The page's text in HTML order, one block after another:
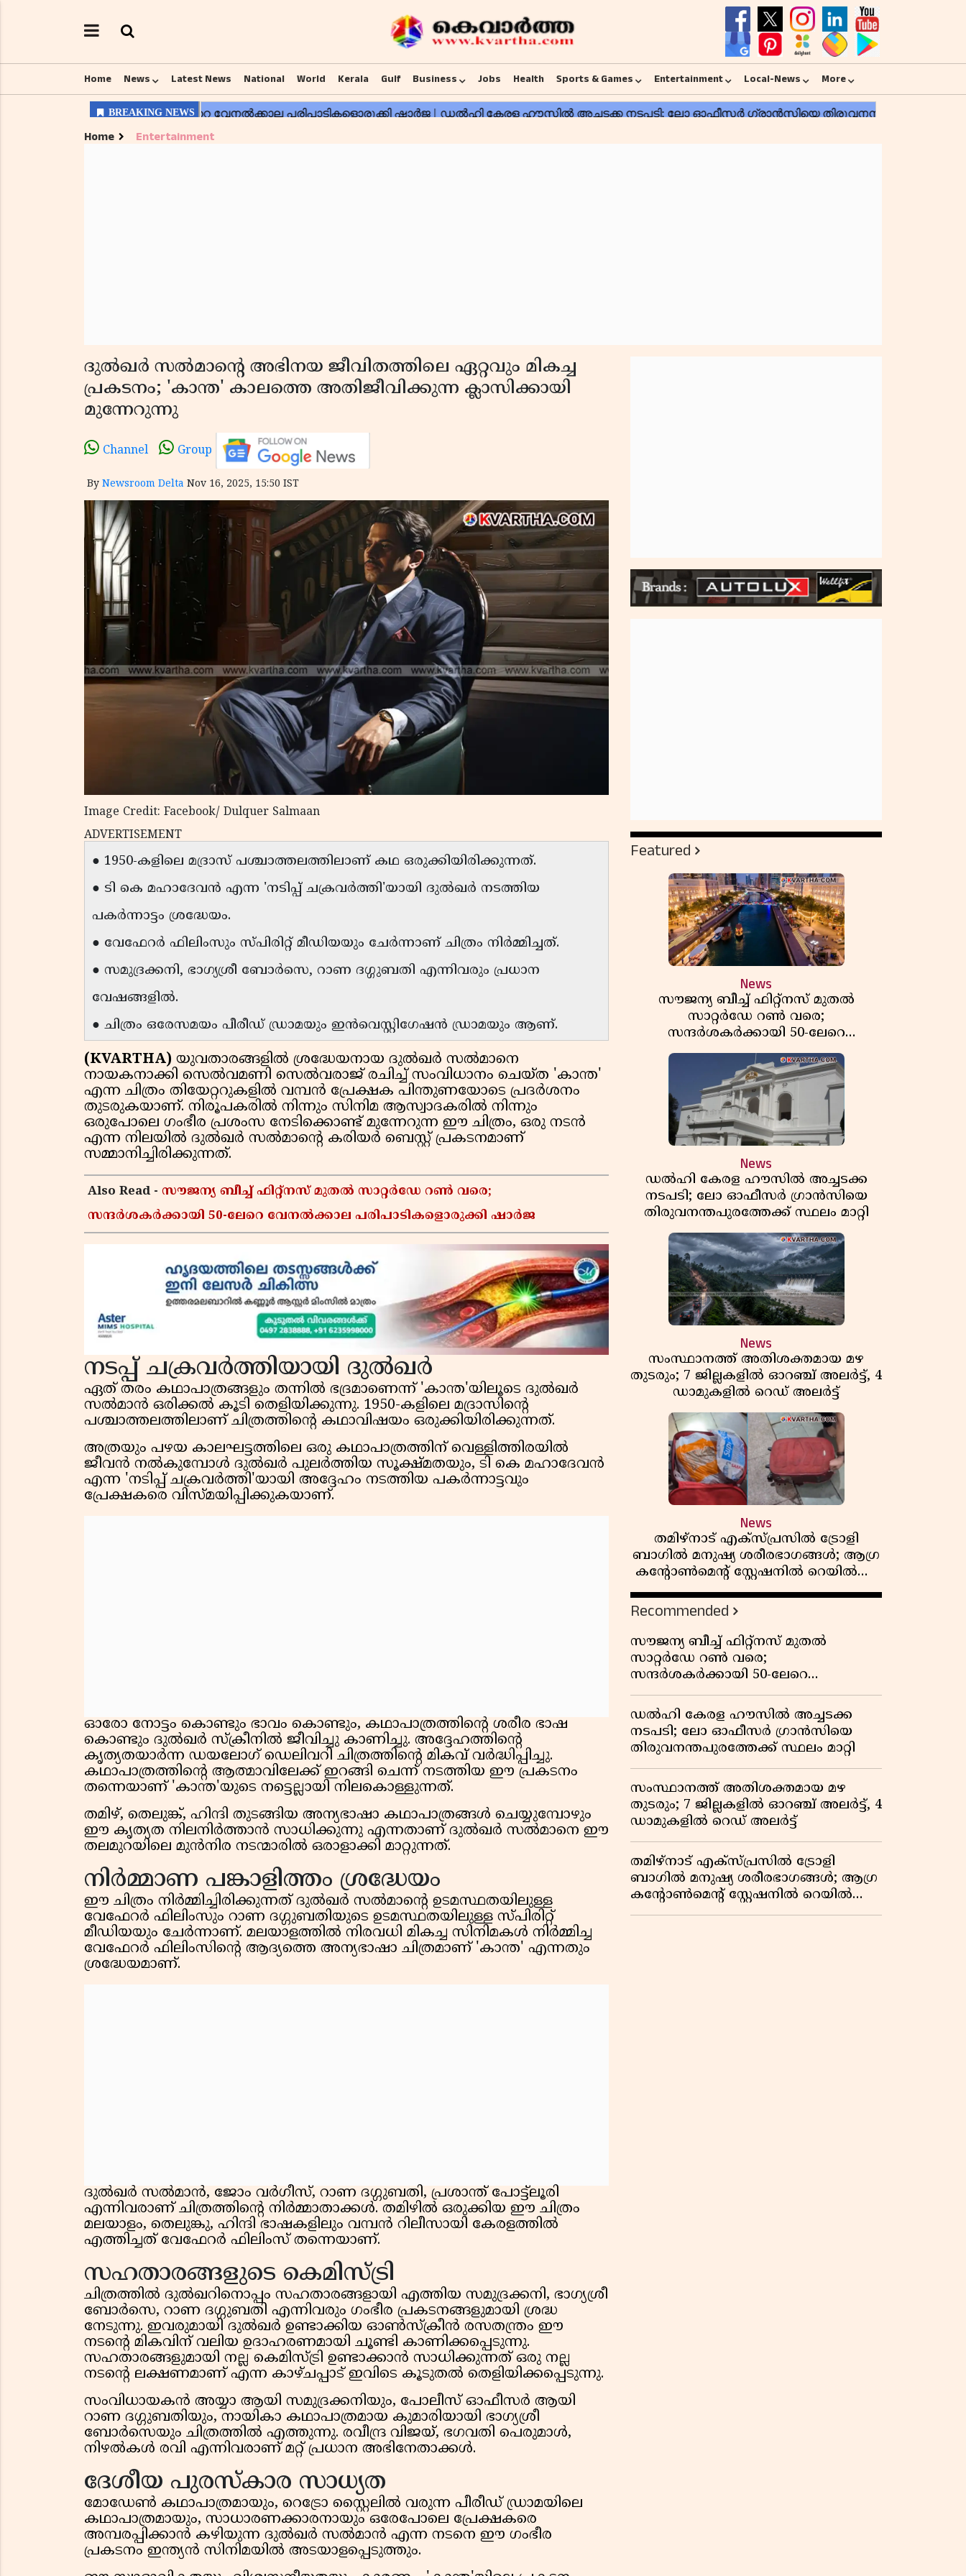
Home News Latest News National World Kerala Gulf Business Jobs Health Sports & Games Entertainment Local-News More
Home Entertainment
ദുൽഖർ സൽമാന്റെ അഭിനയ ജീവിതത്തിലെ ഏറ്റവും മികച്ച
പ്രകടനം; 'കാന്ത' കാലത്തെ അതിജീവിക്കുന്ന ക്ലാസിക്കായി
മുന്നേറുന്നു
Channel Group
By Newsroom Delta Nov 16, 2025, 15:50 IST
Image Credit: Facebook/ Dulquer Salmaan
ADVERTISEMENT
● 1950-കളിലെ മദ്രാസ് പശ്ചാത്തലത്തിലാണ് കഥ ഒരുക്കിയിരിക്കുന്നത്.
● ടി കെ മഹാദേവൻ എന്ന 'നടിപ്പ് ചക്രവർത്തി'യായി ദുൽഖർ നടത്തിയ
പകർന്നാട്ടം ശ്രദ്ധേയം.
● വേഫേറർ ഫിലിംസും സ്പിരിറ്റ് മീഡിയയും ചേർന്നാണ് ചിത്രം നിർമ്മിച്ചത്.
● സമുദ്രക്കനി, ഭാഗ്യശ്രീ ബോർസെ, റാണ ദഗ്ഗുബതി എന്നിവരും പ്രധാന
വേഷങ്ങളിൽ.
● ചിത്രം ഒരേസമയം പീരീഡ് ഡ്രാമയും ഇൻവെസ്റ്റിഗേഷൻ ഡ്രാമയും ആണ്.
(KVARTHA) യുവതാരങ്ങളിൽ ശ്രദ്ധേയനായ ദുൽഖർ സൽമാനെ
നായകനാക്കി സെൽവമണി സെൽവരാജ് രചിച്ച് സംവിധാനം ചെയ്ത 'കാന്ത'
എന്ന ചിത്രം തിയേറ്ററുകളിൽ വമ്പൻ പ്രേക്ഷക പിന്തുണയോടെ പ്രദർശനം
തുടരുകയാണ്. നിരൂപകരിൽ നിന്നും സിനിമ ആസ്വാദകരിൽ നിന്നും
ഒരുപോലെ ഗംഭീര പ്രശംസ നേടിക്കൊണ്ട് മുന്നേറുന്ന ഈ ചിത്രം, ഒരു നടൻ
എന്ന നിലയിൽ ദുൽഖർ സൽമാന്റെ കരിയർ ബെസ്റ്റ് പ്രകടനമാണ്
സമ്മാനിച്ചിരിക്കുന്നത്.
Also Read - സൗജന്യ ബീച്ച് ഫിറ്റ്നസ് മുതൽ സാറ്റർഡേ റൺ വരെ;
സന്ദർശകർക്കായി 50-ലേറെ വേനൽക്കാല പരിപാടികളൊരുക്കി ഷാർജ
നടപ്പ് ചക്രവർത്തിയായി ദുൽഖർ
ഏത് തരം കഥാപാത്രങ്ങളും തന്നിൽ ഭദ്രമാണെന്ന് 'കാന്ത'യിലൂടെ ദുൽഖർ
സൽമാൻ ഒരിക്കൽ കൂടി തെളിയിക്കുന്നു. 1950-കളിലെ മദ്രാസിന്റെ
പശ്ചാത്തലത്തിലാണ് ചിത്രത്തിന്റെ കഥാവിഷയം ഒരുക്കിയിരിക്കുന്നത്.
അത്രയും പഴയ കാലഘട്ടത്തിലെ ഒരു കഥാപാത്രത്തിന് വെള്ളിത്തിരയിൽ
ജീവൻ നൽകുമ്പോൾ ദുൽഖർ പുലർത്തിയ സൂക്ഷ്മതയും, ടി കെ മഹാദേവൻ
എന്ന 'നടിപ്പ് ചക്രവർത്തി'യായി അദ്ദേഹം നടത്തിയ പകർന്നാട്ടവും
പ്രേക്ഷകരെ വിസ്മയിപ്പിക്കുകയാണ്.
ഓരോ നോട്ടം കൊണ്ടും ഭാവം കൊണ്ടും, കഥാപാത്രത്തിന്റെ ശരീര ഭാഷ
കൊണ്ടും ദുൽഖർ സ്‌ക്രീനിൽ ജീവിച്ചു കാണിച്ചു. അദ്ദേഹത്തിന്റെ
കൃത്യതയാർന്ന ഡയലോഗ് ഡെലിവറി ചിത്രത്തിന്റെ മികവ് വർദ്ധിപ്പിച്ചു.
കഥാപാത്രത്തിന്റെ ആത്മാവിലേക്ക് ഇറങ്ങി ചെന്ന് നടത്തിയ ഈ പ്രകടനം
തന്നെയാണ് 'കാന്ത'യുടെ നട്ടെല്ലായി നിലകൊള്ളുന്നത്.
തമിഴ്, തെലുങ്ക്, ഹിന്ദി തുടങ്ങിയ അന്യഭാഷാ കഥാപാത്രങ്ങൾ ചെയ്യുമ്പോഴും
ഈ കൃത്യത നിലനിർത്താൻ സാധിക്കുന്നു എന്നതാണ് ദുൽഖർ സൽമാനെ ഈ
തലമുറയിലെ മുൻനിര നടന്മാരിൽ ഒരാളാക്കി മാറ്റുന്നത്.
നിർമ്മാണ പങ്കാളിത്തം ശ്രദ്ധേയം
ഈ ചിത്രം നിർമ്മിച്ചിരിക്കുന്നത് ദുൽഖർ സൽമാന്റെ ഉടമസ്ഥതയിലുള്ള
വേഫേറർ ഫിലിംസും റാണ ദഗ്ഗുബതിയുടെ ഉടമസ്ഥതയിലുള്ള സ്പിരിറ്റ്
മീഡിയയും ചേർന്നാണ്. മലയാളത്തിൽ നിരവധി മികച്ച സിനിമകൾ നിർമ്മിച്ച
വേഫേറർ ഫിലിംസിന്റെ ആദ്യത്തെ അന്യഭാഷാ ചിത്രമാണ് 'കാന്ത' എന്നതും
ശ്രദ്ധേയമാണ്.
ദുൽഖർ സൽമാൻ, ജോം വർഗീസ്, റാണ ദഗ്ഗുബതി, പ്രശാന്ത് പോട്ട്ലൂരി
എന്നിവരാണ് ചിത്രത്തിന്റെ നിർമ്മാതാക്കൾ. തമിഴിൽ ഒരുക്കിയ ഈ ചിത്രം
മലയാളം, തെലുങ്കു, ഹിന്ദി ഭാഷകളിലും വമ്പൻ റിലീസായി കേരളത്തിൽ
എത്തിച്ചത് വേഫേറർ ഫിലിംസ് തന്നെയാണ്.
സഹതാരങ്ങളുടെ കെമിസ്ട്രി
ചിത്രത്തിൽ ദുൽഖറിനൊപ്പം സഹതാരങ്ങളായി എത്തിയ സമുദ്രക്കനി, ഭാഗ്യശ്രീ
ബോർസെ, റാണ ദഗ്ഗുബതി എന്നിവരും ഗംഭീര പ്രകടനങ്ങളുമായി ശ്രദ്ധ
നേടുന്നു. ഇവരുമായി ദുൽഖർ ഉണ്ടാക്കിയ ഓൺസ്‌ക്രീൻ രസതന്ത്രം ഈ
നടന്റെ മികവിന് വലിയ ഉദാഹരണമായി ചൂണ്ടി കാണിക്കപ്പെടുന്നു.
സഹതാരങ്ങളുമായി നല്ല കെമിസ്ട്രി ഉണ്ടാക്കാൻ സാധിക്കുന്നത് ഒരു നല്ല
നടന്റെ ലക്ഷണമാണ് എന്ന കാഴ്ചപ്പാട് ഇവിടെ കൂടുതൽ തെളിയിക്കപ്പെടുന്നു.
സംവിധായകൻ അയ്യാ ആയി സമുദ്രക്കനിയും, പോലീസ് ഓഫീസർ ആയി
റാണ ദഗ്ഗുബതിയും, നായികാ കഥാപാത്രമായ കുമാരിയായി ഭാഗ്യശ്രീ
ബോർസെയും ചിത്രത്തിൽ എത്തുന്നു. രവീന്ദ്ര വിജയ്, ഭഗവതി പെരുമാൾ,
നിഴൽകൾ രവി എന്നിവരാണ് മറ്റ് പ്രധാന അഭിനേതാക്കൾ.
ദേശീയ പുരസ്കാര സാധ്യത
മോഡേൺ കഥാപാത്രമായും, റെട്രോ സ്റ്റൈലിൽ വരുന്ന പീരീഡ് ഡ്രാമയിലെ
കഥാപാത്രമായും, സാധാരണക്കാരനായും ഒരേപോലെ പ്രേക്ഷകരെ
അമ്പരപ്പിക്കാൻ കഴിയുന്ന ദുൽഖർ സൽമാൻ എന്ന നടനെ ഈ ഗംഭീര
പ്രകടനം ഇന്ത്യൻ സിനിമയിൽ അടയാളപ്പെടുത്തും.
Featured
News
സൗജന്യ ബീച്ച് ഫിറ്റ്നസ് മുതൽ
സാറ്റർഡേ റൺ വരെ;
സന്ദർശകർക്കായി 50-ലേറെ
വേനൽക്കാല പരിപാടികളൊരുക്കി
ഷാർജ
News
ഡൽഹി കേരള ഹൗസിൽ അച്ചടക്ക
നടപടി; ലോ ഓഫീസർ ഗ്രാൻസിയെ
തിരുവനന്തപുരത്തേക്ക് സ്ഥലം മാറ്റി
News
സംസ്ഥാനത്ത് അതിശക്തമായ മഴ
തുടരും; 7 ജില്ലകളിൽ ഓറഞ്ച് അലർട്ട്, 4
ഡാമുകളിൽ റെഡ് അലർട്ട്
News
തമിഴ്‌നാട് എക്സ്പ്രസിൽ ട്രോളി
ബാഗിൽ മനുഷ്യ ശരീരഭാഗങ്ങൾ; ആഗ്ര
കൻ്റോൺമെൻ്റ് സ്റ്റേഷനിൽ റെയിൽവേ
പൊലീസ് പരിശോധന
Recommended
സൗജന്യ ബീച്ച് ഫിറ്റ്നസ് മുതൽ
സാറ്റർഡേ റൺ വരെ;
സന്ദർശകർക്കായി 50-ലേറെ
വേനൽക്കാല പരിപാടികളൊരുക്കി
ഷാർജ
ഡൽഹി കേരള ഹൗസിൽ അച്ചടക്ക
നടപടി; ലോ ഓഫീസർ ഗ്രാൻസിയെ
തിരുവനന്തപുരത്തേക്ക് സ്ഥലം മാറ്റി
സംസ്ഥാനത്ത് അതിശക്തമായ മഴ
തുടരും; 7 ജില്ലകളിൽ ഓറഞ്ച് അലർട്ട്, 4
ഡാമുകളിൽ റെഡ് അലർട്ട്
തമിഴ്‌നാട് എക്സ്പ്രസിൽ ട്രോളി
ബാഗിൽ മനുഷ്യ ശരീരഭാഗങ്ങൾ; ആഗ്ര
കൻ്റോൺമെൻ്റ് സ്റ്റേഷനിൽ റെയിൽവേ
പൊലീസ് പരിശോധന